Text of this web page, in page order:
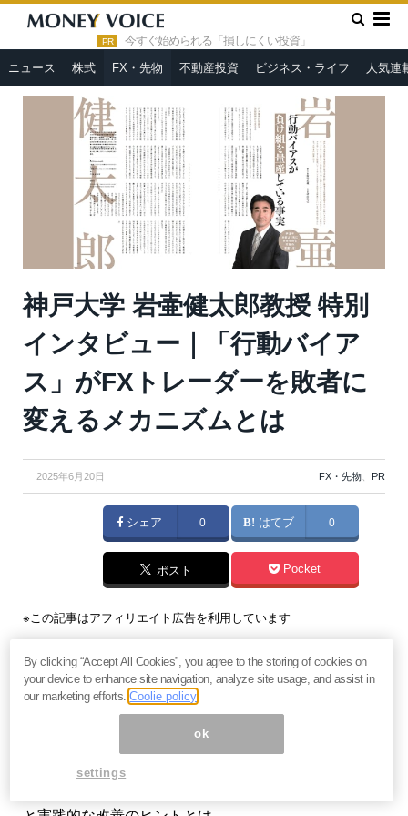
PR 今すぐ始められる「損しにくい投資」
ニュース 株式 FX・先物 不動産投資 ビジネス・ライフ 人気連
HOME » FX・先物 »
神戸大学 岩壷健太郎教授 特別インタビュ
ー｜「行動バイアス」がFXトレーダーを敗者に変えるメカニズムと
神戸大学 岩壷健太郎教授 特別
インタビュー｜「行動バイア
ス」がFXトレーダーを敗者に
変えるメカニズムとは
2025年6月20日 FX・先物、 PR
シェア 0 はてブ 0
ポスト Pocket
※この記事はアフィリエイト広告を利用しています
神戸大学大学院経済学研究科の岩壷健太郎教授は、金
融経済学の専門家として、長年にわたり個人投資家の
行動特性や市場との相互作用を研究してきました。今
回は、そんな岩壷教授に「行動バイアス」がFXトレー
By clicking “Accept All Cookies”, you agree to the storing of cookies on
your device to enhance site navigation, analyze site usage, and assist in
our marketing efforts.Coolie policy
ok
settings